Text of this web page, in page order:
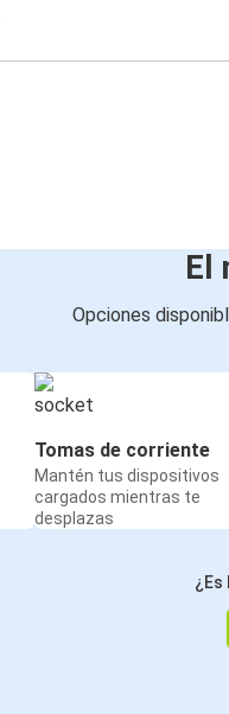
El
Opciones
Tomas de corriente
Mantén tus dispositivos
cargados mientras te
desplazas